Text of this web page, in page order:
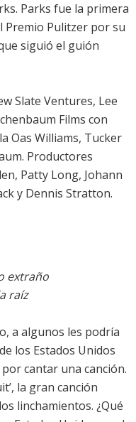
Parks fue la primera
Premio Pulitzer por su
siguió el guión
Slate Ventures, Lee
Films con
Oas Williams, Tucker
Productores
Patty Long, Johann
y Dennis Stratton.
extraño
raíz
a algunos les podría
los Estados Unidos
cantar una canción.
la gran canción
linchamientos. ¿Qué